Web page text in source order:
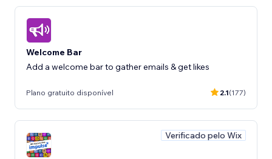
Welcome Bar
Add a welcome bar to gather emails & get likes
Plano gratuito disponível 2.1(177)
Verificado pelo Wix